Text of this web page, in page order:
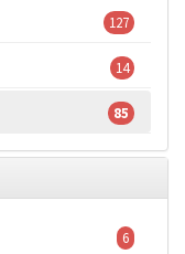
127
14
85
6